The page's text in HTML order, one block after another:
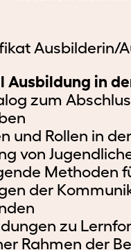
für
CAS
im
Päd.
für
HF
Sonstige
Eidg.
und
-
Betreuung
Ausbilderin/
Ausbildung in
zum
und Rollen in
von
Methoden
der
zu
Rahmen der